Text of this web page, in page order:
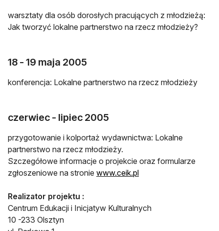
warsztaty dla osób dorosłych pracujących z młodzieżą:
Jak tworzyć lokalne partnerstwo na rzecz młodzieży?
18 - 19 maja 2005
konferencja: Lokalne partnerstwo na rzecz młodzieży
czerwiec - lipiec 2005
przygotowanie i kolportaż wydawnictwa: Lokalne
partnerstwo na rzecz młodzieży.
Szczegółowe informacje o projekcie oraz formularze
zgłoszeniowe na stronie www.ceik.pl
Realizator projektu :
Centrum Edukacji i Inicjatyw Kulturalnych
10 -233 Olsztyn